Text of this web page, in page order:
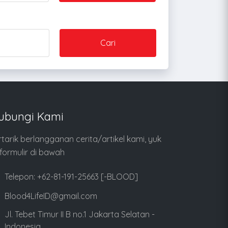
Cari
Kami
berlangganan cerita/artikel kami, yuk
di bawah
Telepon: +62-81-191-25663 [-BLOOD]
Blood4LifeID@gmail.com
Jl. Tebet Timur II B no.1 Jakarta Selatan -